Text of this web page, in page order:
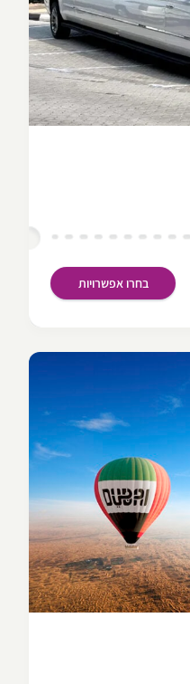
בחרו אפשרויות